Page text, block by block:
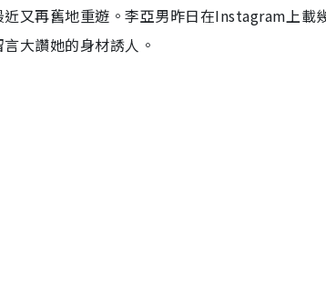
又再舊地重遊。李亞男昨日在Instagram上載
大讚她的身材誘人。